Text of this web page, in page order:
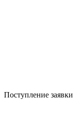
Поступление заявки